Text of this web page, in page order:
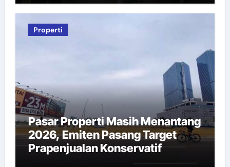
Properti
Pasar Properti Masih Menantang
2026, Emiten Pasang Target
Prapenjualan Konservatif